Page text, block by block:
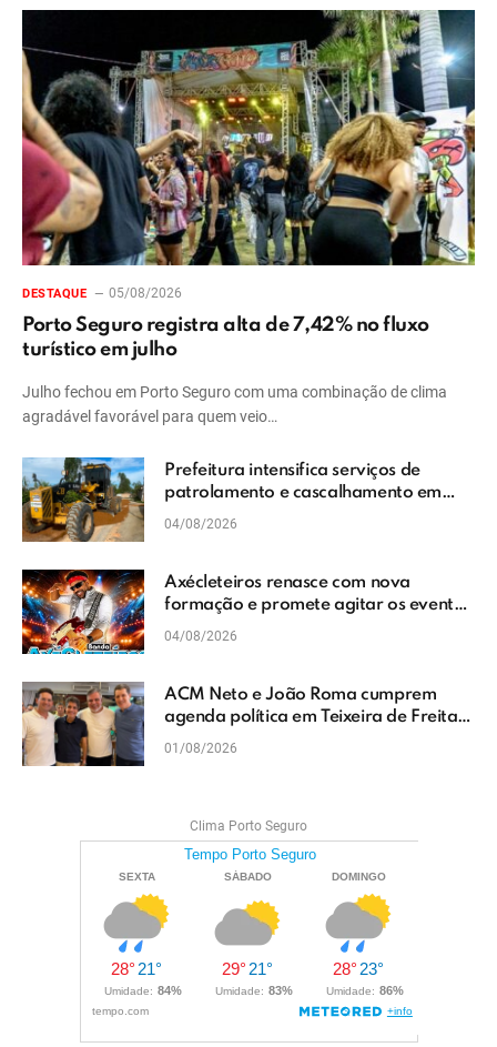
DESTAQUE 05/08/2026
Porto Seguro registra alta de 7,42% no fluxo
turístico em julho
Julho fechou em Porto Seguro com uma combinação de clima
agradável favorável para quem veio…
Prefeitura intensifica serviços de
patrolamento e cascalhamento em
Vera Cruz
04/08/2026
Axécleteiros renasce com nova
formação e promete agitar os eventos
do Extremo Sul da Bahia
04/08/2026
ACM Neto e João Roma cumprem
agenda política em Teixeira de Freitas
e reforçam projeto para o Extremo Sul
01/08/2026
Clima Porto Seguro